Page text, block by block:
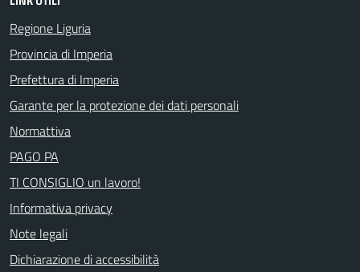
Regione Liguria
Provincia di Imperia
Prefettura di Imperia
Garante per la protezione dei dati personali
Normattiva
PAGO PA
TI CONSIGLIO un lavoro!
Informativa privacy
Note legali
Dichiarazione di accessibilità